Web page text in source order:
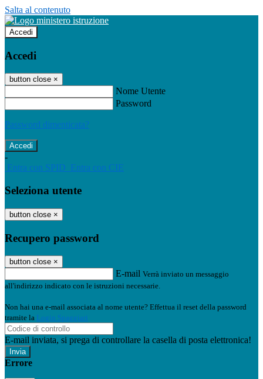
Salta al contenuto
Accedi
Accedi
button close ×
Nome Utente
Password
Password dimenticata?
-
Entra con SPID Entra con CIE
Seleziona utente
button close ×
Recupero password
button close ×
E-mail Verrà inviato un messaggio
all'indirizzo indicato con le istruzioni necessarie.
Non hai una e-mail associata al nome utente? Effettua il reset della password
tramite la Login Spaggiari
E-mail inviata, si prega di controllare la casella di posta elettronica!
Errore